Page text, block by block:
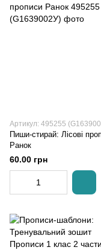
Артикул: 495255
Пиши-стирай: Лісові
Ранок
60.00 грн